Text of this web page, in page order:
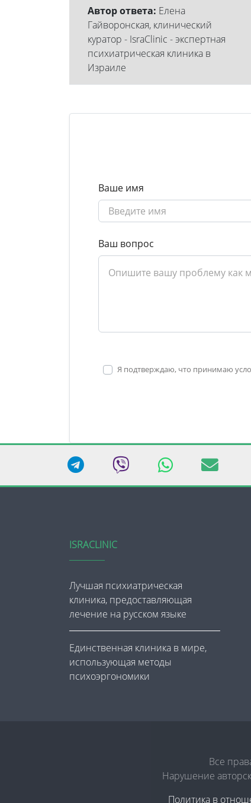
Автор ответа: Елена
Гайворонская, клинический
куратор - IsraClinic - экспертная
психиатрическая клиника в
Израиле
Ваше имя
Ваш вопрос
Я подтверждаю, что принимаю
ISRACLINIC
Лучшая психиатрическая
клиника, предоставляющая
лечение на русском языке
Единственная клиника в мире,
использующая методы
психоэргономики
Все
Нарушение
Политика в